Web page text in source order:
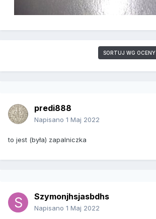
SORTUJ WG OCENY
predi888
Napisano 1 Maj 2022
to jest (była) zapalniczka
Szymonjhsjasbdhs
Napisano 1 Maj 2022